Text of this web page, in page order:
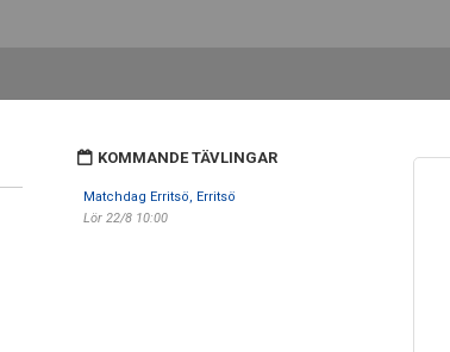
KOMMANDE TÄVLINGAR
Matchdag Erritsö, Erritsö
Lör 22/8 10:00